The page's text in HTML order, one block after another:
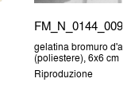
FM_N_0144_009
gelatina bromuro
(poliestere), 6x6 cm
Riproduzione